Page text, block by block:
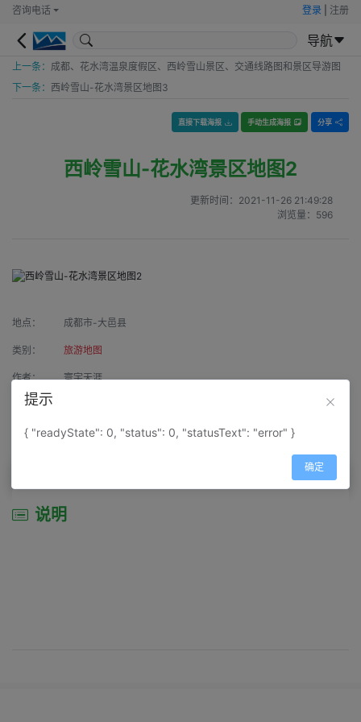
咨询电话 登录 注册
导航
上一条： 成都、花水湾温泉度假区、西岭雪山景区、交通线路图和景区导游图
下一条： 西岭雪山-花水湾景区地图3
直接下载海报 手动生成海报 分享
西岭雪山-花水湾景区地图2
更新时间： 2021-11-26 21:49:28
浏览量： 596
地点： 成都市-大邑县
类别： 旅游地图
作者： 寰宇天涯
来源：
属性： 地图属性： 地图类型-交通线路图
说明
提示
{ "readyState": 0, "status": 0, "statusText": "error" }
确定